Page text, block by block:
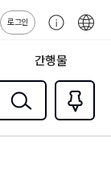
로그인
센
간행물
검색
즐겨찾
기0